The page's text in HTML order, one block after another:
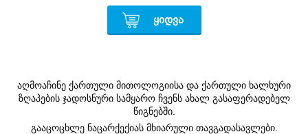
ᲧᲘᲓᲕᲐ
აღმოაჩინე ქართული მითოლოგიისა და ქართული ხალხური
ზღაპების ჯადოსნური სამყარო ჩვენს ახალ გასაფერადებელ
წიგნებში.
გააცოცხლე ნაცარქექიას მხიარული თავგადასავლები.